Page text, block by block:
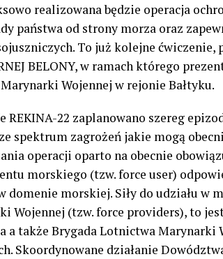
realizowana będzie operacja
państwa od strony morza oraz
To już kolejne ćwiczenie,
BELONY, w ramach którego
Wojennej w rejonie Bałtyku.
REKINA-22 zaplanowano szereg
spektrum zagrożeń jakie mogą
operacji oparto na obecnie
morskiego (tzw. force user)
domenie morskiej. Siły do udziału
Wojennej (tzw. force providers), to
a także Brygada Lotnictwa
Skoordynowane działanie